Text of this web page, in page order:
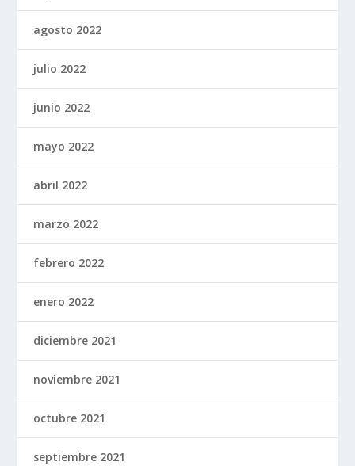
agosto 2022
julio 2022
junio 2022
mayo 2022
abril 2022
marzo 2022
febrero 2022
enero 2022
diciembre 2021
noviembre 2021
octubre 2021
septiembre 2021